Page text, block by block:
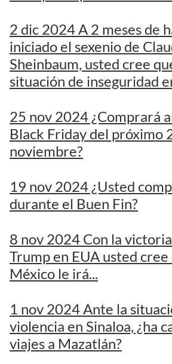
2 dic 2024 A 2 meses de
iniciado el sexenio de
Sheinbaum, usted cree
situación de inseguridad
25 nov 2024 ¿Comprará
Black Friday del próximo
noviembre?
19 nov 2024 ¿Usted
durante el Buen Fin?
8 nov 2024 Con la
Trump en EUA usted cree
México le irá...
1 nov 2024 Ante la
violencia en Sinaloa, ¿ha
viajes a Mazatlán?